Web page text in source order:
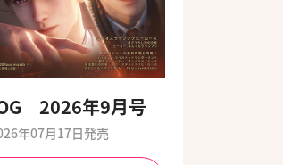
2026年9月号
年07月17日発売